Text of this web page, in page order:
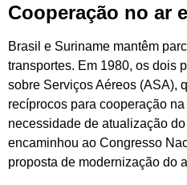
Cooperação no ar
Brasil e Suriname mantêm
transportes. Em 1980, os dois
sobre Serviços Aéreos (ASA),
recíprocos para cooperação
necessidade de atualização
encaminhou ao Congresso
proposta de modernização do